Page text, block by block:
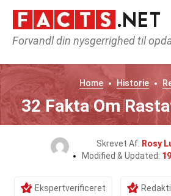
Forvandl din nysgerrighed til
Home Historie
32 Fakta Om
Skrevet Af: Rosy
Modified & Updated:
Ekspertverificeret